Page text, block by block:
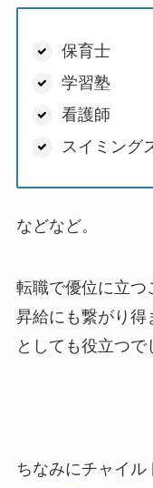
保育士
学習塾
看護師
スイミング
などなど。
転職で優位に立つ
昇給にも繋がり得
としても役立つで
ちなみにチャイル